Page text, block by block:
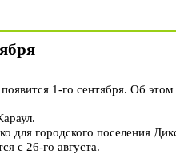
1-го сентября. Об этом
для городского поселения
с 26-го августа.